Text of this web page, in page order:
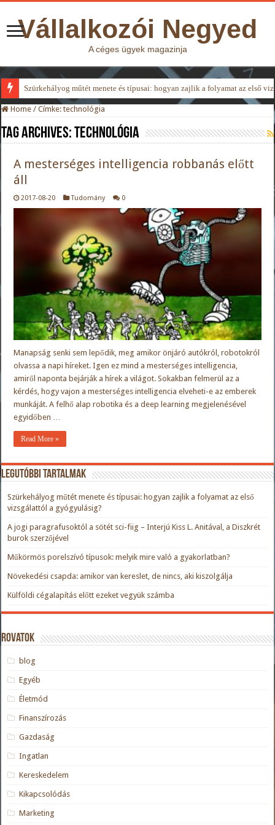
Vállalkozói Negyed
A céges ügyek magazinja
Szürkehályog műtét menete és típusai: hogyan zajlik a folyamat az első
Home / Címke:technológia
Tag Archives:technológia
A mesterséges intelligencia robbanás előtt
áll
2017-08-20 Tudomány 0
Manapság senki sem lepődik, meg amikor önjáró autókról, robotokról
olvassa a napi híreket. Igen ez mind a mesterséges intelligencia,
amiről naponta bejárják a hírek a világot. Sokakban felmerül az a
kérdés, hogy vajon a mesterséges intelligencia elveheti-e az emberek
munkáját. A felhő alap robotika és a deep learning megjelenésével
egyidőben …
Read More »
Legutóbbi tartalmak
Szürkehályog műtét menete és típusai: hogyan zajlik a folyamat az első
vizsgálattól a gyógyulásig?
A jogi paragrafusoktól a sötét sci-fiig – Interjú Kiss L. Anitával, a Diszkrét
burok szerzőjével
Műkörmös porelszívó típusok: melyik mire való a gyakorlatban?
Növekedési csapda: amikor van kereslet, de nincs, aki kiszolgálja
Külföldi cégalapítás előtt ezeket vegyük számba
Rovatok
blog
Egyéb
Életmód
Finanszírozás
Gazdaság
Ingatlan
Kereskedelem
Kikapcsolódás
Marketing